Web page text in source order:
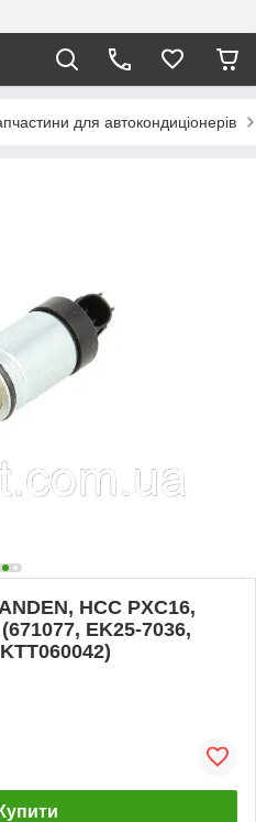
для автокондиціонерів
HCC PXC16,
EK25-7036,
Купити